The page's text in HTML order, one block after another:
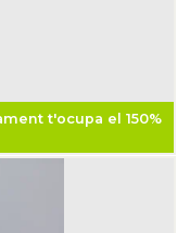
t'ocupa el 150%